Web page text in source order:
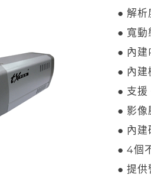
● 解
● 寬
● 內
● 內
● 支
● 影
● 內建
● 4個
● 提供